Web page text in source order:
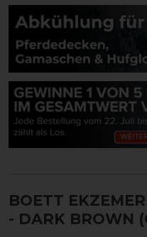
BOETT
- DARK BROWN